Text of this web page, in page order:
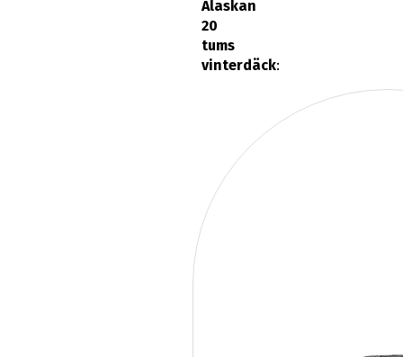
Alaskan
20
tums
vinterdäck: